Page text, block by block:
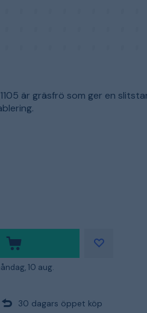
är gräsfrö som ger en
10 aug.
30 dagars öppet köp